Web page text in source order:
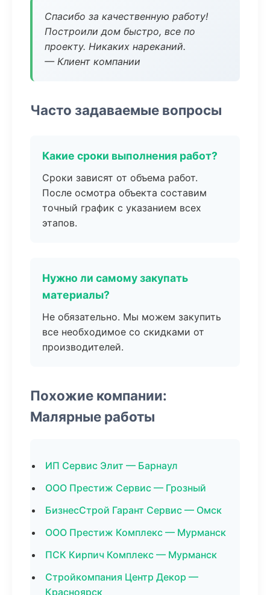
Спасибо за качественную работу!
Построили дом быстро, все по
проекту. Никаких нареканий.
— Клиент компании
Часто задаваемые вопросы
Какие сроки выполнения работ?
Сроки зависят от объема работ.
После осмотра объекта составим
точный график с указанием всех
этапов.
Нужно ли самому закупать
материалы?
Не обязательно. Мы можем закупить
все необходимое со скидками от
производителей.
Похожие компании:
Малярные работы
ИП Сервис Элит — Барнаул
ООО Престиж Сервис — Грозный
БизнесСтрой Гарант Сервис — Омск
ООО Престиж Комплекс — Мурманск
ПСК Кирпич Комплекс — Мурманск
Стройкомпания Центр Декор —
Красноярск